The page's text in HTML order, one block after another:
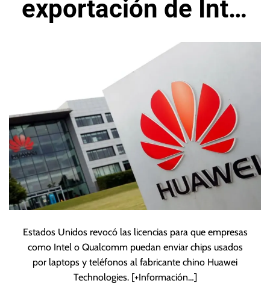
exportación de Intel
y Qualcomm para
vender a Huawei
Estados Unidos revocó las licencias para que empresas
como Intel o Qualcomm puedan enviar chips usados
por laptops y teléfonos al fabricante chino Huawei
Technologies. [+Información…]